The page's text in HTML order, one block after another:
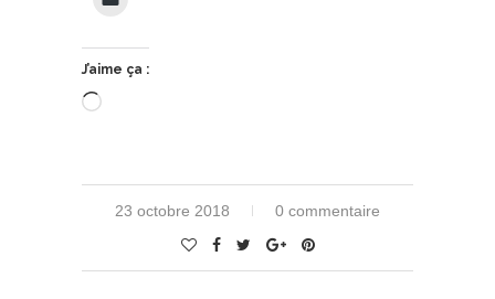
J’aime ça :
Chargement…
23 octobre 2018 0 commentaire